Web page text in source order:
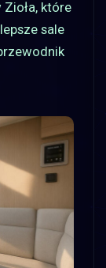
które
sale